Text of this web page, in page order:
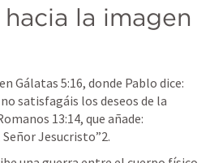
la imagen
Gálatas 5:16, donde Pablo dice:
satisfagáis los deseos de la
13:14, que añade:
Jesucristo”2.